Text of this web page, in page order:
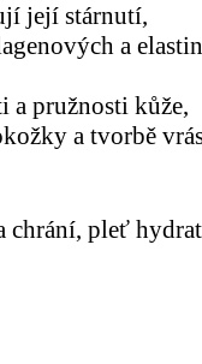
její stárnutí,
a
a pružnosti kůže,
a tvorbě
chrání, pleť